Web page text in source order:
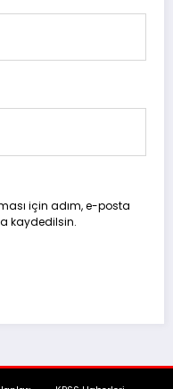
için adım, e-posta
kaydedilsin.